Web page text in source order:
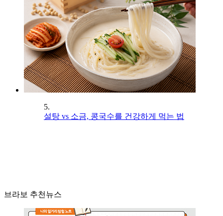
5.
설탕 vs 소금, 콩국수를 건강하게 먹는 법
브라보 추천뉴스